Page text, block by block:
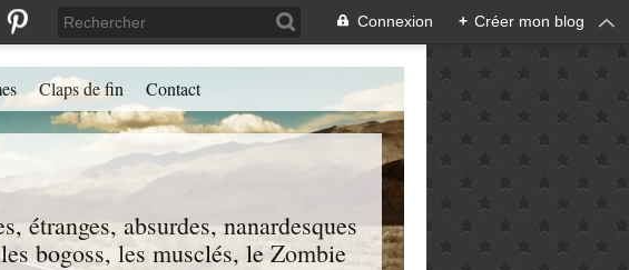
Connexion + Créer mon blog
étranges, absurdes, nanardesques
bogoss, les musclés, le Zombie
Claps de fin Contact